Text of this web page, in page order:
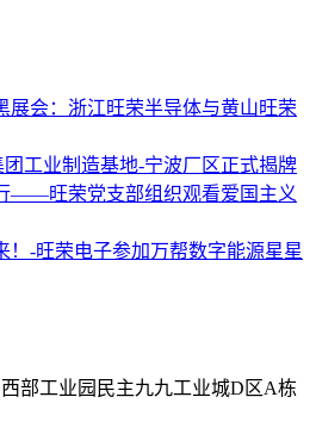
展会：浙江旺荣半导体与黄山旺荣
工业制造基地-宁波厂区正式揭牌
——旺荣党支部组织观看爱国主义
！-旺荣电子参加万帮数字能源星星
部工业园民主九九工业城D区A栋